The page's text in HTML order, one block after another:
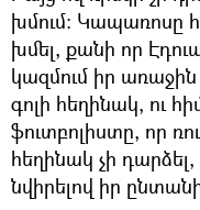
խմում։ Կապառոսը
խմել, քանի որ
կազմում իր
գոլի հեղինակ, ու
ֆուտբոլիստը, որ
հեղինակ չի
նվիրելով իր